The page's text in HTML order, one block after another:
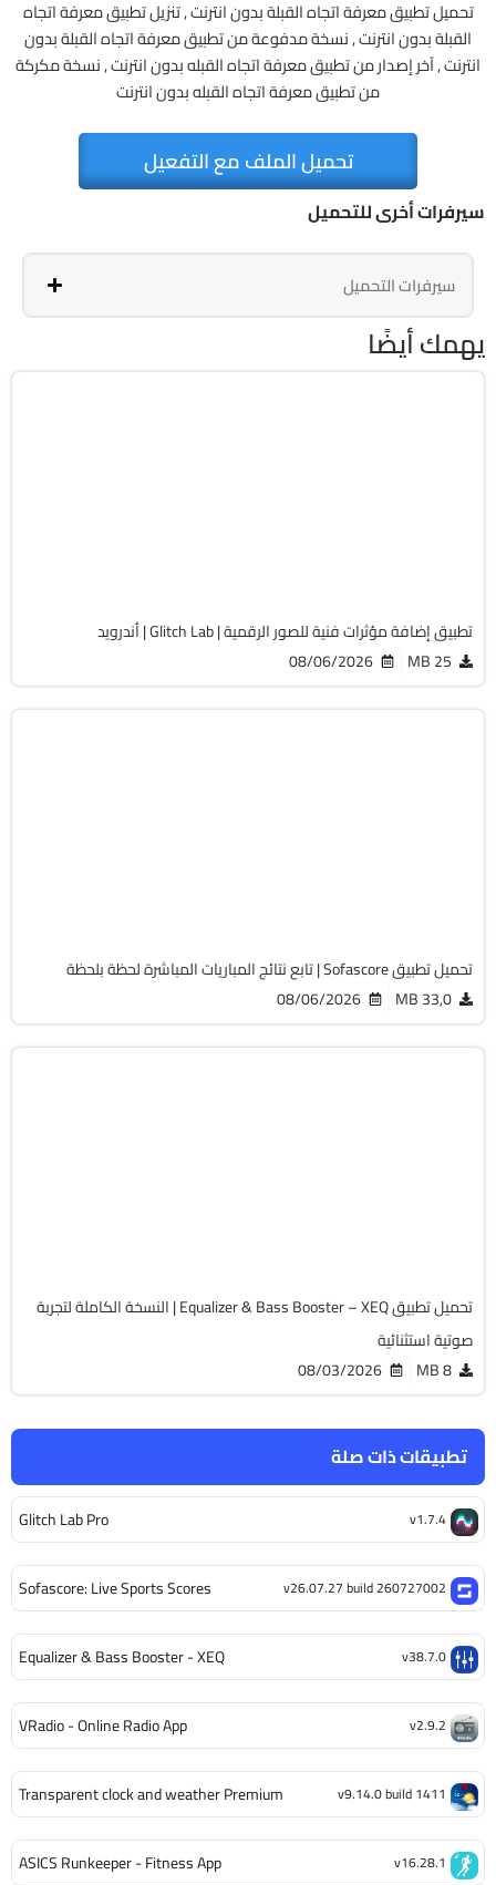
تطبيقات ذات صلة
Glitch Lab Pro v1.7.4
Sofascore: Live Sports Scores v26.07.27 build 260727002
Equalizer & Bass Booster - XEQ v38.7.0
VRadio - Online Radio App v2.9.2
Transparent clock and weather Premium v9.14.0 build 1411
ASICS Runkeeper - Fitness App v16.28.1
تحميل تطبيق معرفة اتجاه القبلة بدون انترنت , تنزيل تطبيق معرفة اتجاه
القبلة بدون انترنت , نسخة مدفوعة من تطبيق معرفة اتجاه القبلة بدون
انترنت , آخر إصدار من تطبيق معرفة اتجاه القبله بدون انترنت , نسخة مكركة
من تطبيق معرفة اتجاه القبله بدون انترنت
تحميل الملف مع التفعيل
سيرفرات أخرى للتحميل
سيرفرات التحميل
يهمك أيضًا
تطبيق إضافة مؤثرات فنية للصور الرقمية | Glitch Lab | أندرويد
25 MB
08/06/2026
تحميل تطبيق Sofascore | تابع نتائج المباريات المباشرة لحظة بلحظة
33,0 MB
08/06/2026
تحميل تطبيق Equalizer & Bass Booster – XEQ | النسخة الكاملة لتجربة
صوتية استثنائية
8 MB
08/03/2026